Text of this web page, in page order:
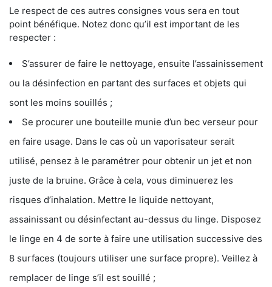
Le respect de ces autres consignes vous sera en tout
point bénéfique. Notez donc qu’il est important de les
respecter :
S’assurer de faire le nettoyage, ensuite l’assainissement
ou la désinfection en partant des surfaces et objets qui
sont les moins souillés ;
Se procurer une bouteille munie d’un bec verseur pour
en faire usage. Dans le cas où un vaporisateur serait
utilisé, pensez à le paramétrer pour obtenir un jet et non
juste de la bruine. Grâce à cela, vous diminuerez les
risques d’inhalation. Mettre le liquide nettoyant,
assainissant ou désinfectant au-dessus du linge. Disposez
le linge en 4 de sorte à faire une utilisation successive des
8 surfaces (toujours utiliser une surface propre). Veillez à
remplacer de linge s’il est souillé ;